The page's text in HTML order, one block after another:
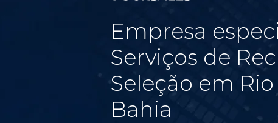
Empresa
Serviços de
Seleção em
Bahia